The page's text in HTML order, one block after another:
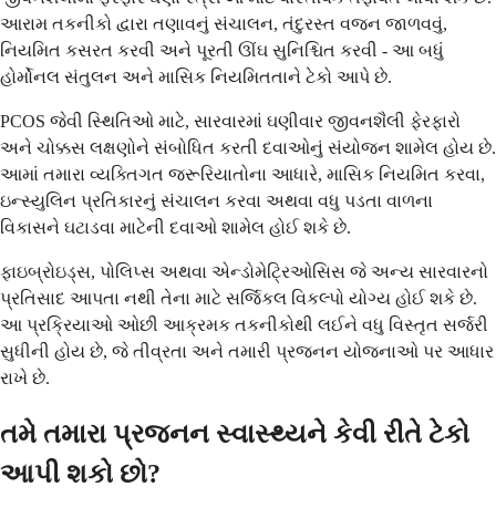
આરામ તકનીકો દ્વારા તણાવનું સંચાલન, તંદુરસ્ત વજન જાળવવું,
નિયમિત કસરત કરવી અને પૂરતી ઊંઘ સુનિશ્ચિત કરવી - આ બધું
હોર્મોનલ સંતુલન અને માસિક નિયમિતતાને ટેકો આપે છે.
PCOS જેવી સ્થિતિઓ માટે, સારવારમાં ઘણીવાર જીવનશૈલી ફેરફારો
અને ચોક્કસ લક્ષણોને સંબોધિત કરતી દવાઓનું સંયોજન શામેલ હોય છે.
આમાં તમારા વ્યક્તિગત જરૂરિયાતોના આધારે, માસિક નિયમિત કરવા,
ઇન્સ્યુલિન પ્રતિકારનું સંચાલન કરવા અથવા વધુ પડતા વાળના
વિકાસને ઘટાડવા માટેની દવાઓ શામેલ હોઈ શકે છે.
ફાઇબ્રોઇડ્સ, પોલિપ્સ અથવા એન્ડોમેટ્રિઓસિસ જે અન્ય સારવારનો
પ્રતિસાદ આપતા નથી તેના માટે સર્જિકલ વિકલ્પો યોગ્ય હોઈ શકે છે.
આ પ્રક્રિયાઓ ઓછી આક્રમક તકનીકોથી લઈને વધુ વિસ્તૃત સર્જરી
સુધીની હોય છે, જે તીવ્રતા અને તમારી પ્રજનન યોજનાઓ પર આધાર
રાખે છે.
તમે તમારા પ્રજનન સ્વાસ્થ્યને કેવી રીતે ટેકો
આપી શકો છો?